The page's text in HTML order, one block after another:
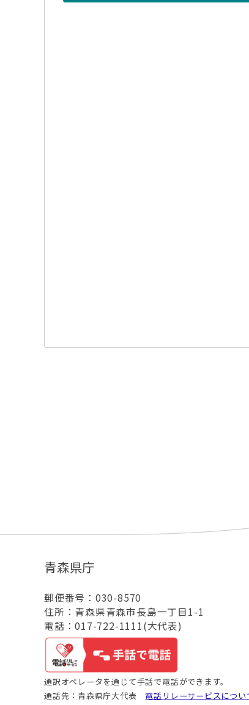
青森県庁
郵便番号：030-8570
住所：青森県青森市長島一丁目1-1
電話：017-722-1111(大代表)
通訳オペレータを通じて手話で電話ができます。
通話先：青森県庁大代表 電話リレーサービスについ